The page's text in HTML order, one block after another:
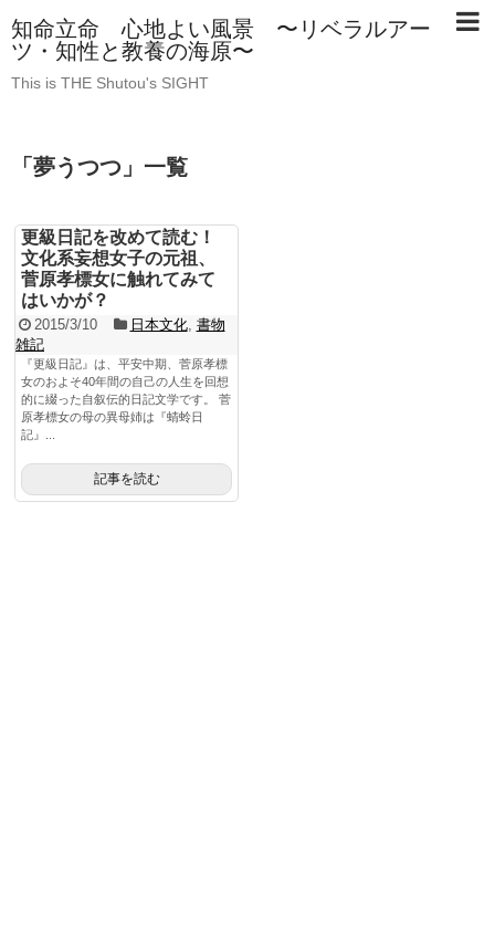
知命立命 心地よい風景 〜リベラルアー
ツ・知性と教養の海原〜
This is THE Shutou's SIGHT
「 夢うつつ 」 一覧
更級日記を改めて読む！
文化系妄想女子の元祖、
菅原孝標女に触れてみて
はいかが？
2015/3/10 日本文化, 書物
雑記
『更級日記』は、平安中期、菅原孝標
女のおよそ40年間の自己の人生を回想
的に綴った自叙伝的日記文学です。 菅
原孝標女の母の異母姉は『蜻蛉日
記』...
記事を読む